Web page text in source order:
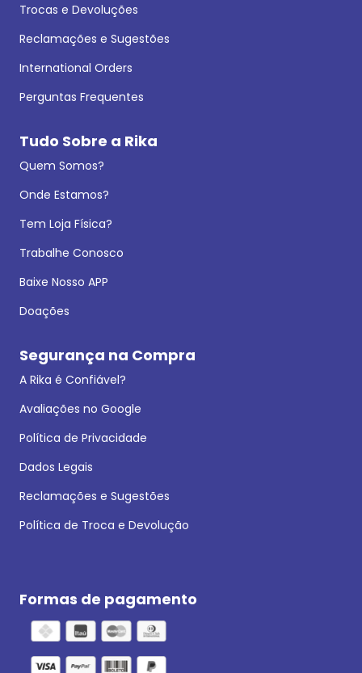
Trocas e Devoluções
Reclamações e Sugestões
International Orders
Perguntas Frequentes
Tudo Sobre a Rika
Quem Somos?
Onde Estamos?
Tem Loja Física?
Trabalhe Conosco
Baixe Nosso APP
Doações
Segurança na Compra
A Rika é Confiável?
Avaliações no Google
Política de Privacidade
Dados Legais
Reclamações e Sugestões
Política de Troca e Devolução
Formas de pagamento